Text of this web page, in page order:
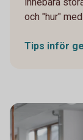
och "hur"
Tips inför